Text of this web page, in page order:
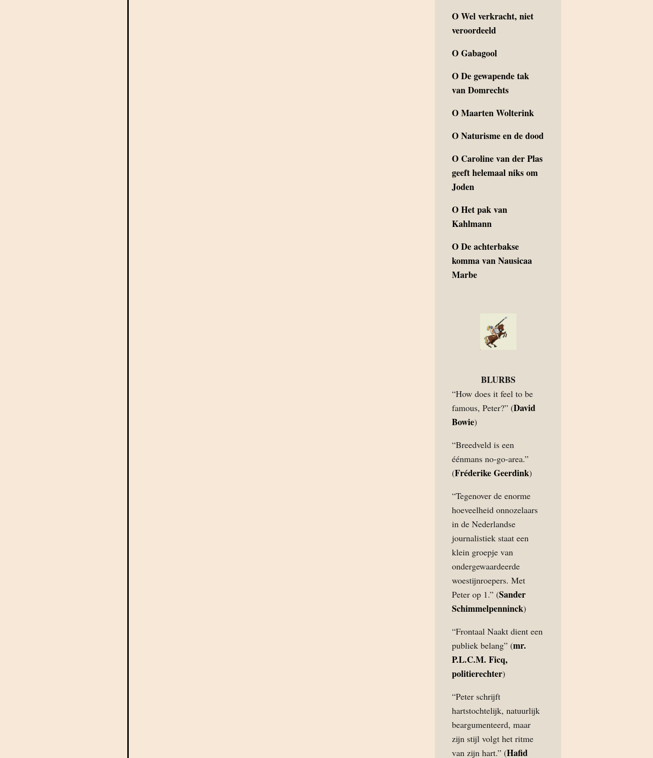
OWel verkracht, niet
veroordeeld
OGabagool
ODe gewapende tak
van Domrechts
OMaarten Wolterink
ONaturisme en de dood
O Caroline van der Plas
geeft helemaal niks om
Joden
OHet pak van
Kahlmann
ODe achterbakse
komma van Nausicaa
Marbe
BLURBS
“How does it feel to be
famous, Peter?” (David
Bowie)
“Breedveld is een
éénmans no-go-area.”
(Fréderike Geerdink)
“Tegenover de enorme
hoeveelheid onnozelaars
in de Nederlandse
journalistiek staat een
klein groepje van
ondergewaardeerde
woestijnroepers. Met
Peter op 1.” (Sander
Schimmelpenninck)
“Frontaal Naakt dient een
publiek belang” (mr.
P.L.C.M. Ficq,
politierechter)
“Peter schrijft
hartstochtelijk, natuurlijk
beargumenteerd, maar
zijn stijl volgt het ritme
van zijn hart.” (Hafid